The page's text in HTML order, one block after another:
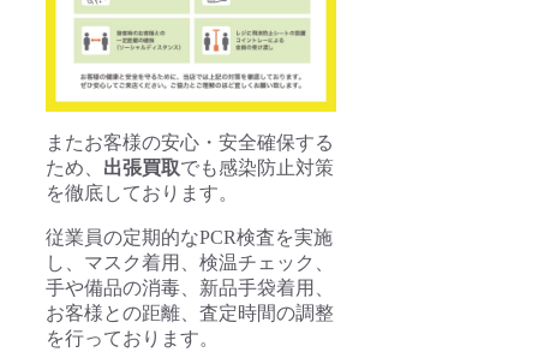
またお客様の安心・安全確保する
ため、 出張買取でも感染防止対策
を徹底しております。
従業員の定期的なPCR検査を実施
し、マスク着用、検温チェック、
手や備品の消毒、新品手袋着用、
お客様との距離、査定時間の調整
を行っております。